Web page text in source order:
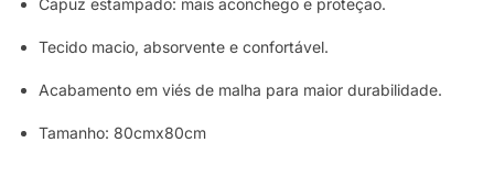
Tecido macio, absorvente e confortável.
Acabamento em viés de malha para maior durabilidade.
Tamanho: 80cmx80cm